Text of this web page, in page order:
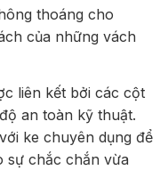
thoáng cho
của những vách
liên kết bởi các cột
an toàn kỹ thuật.
ke chuyên dụng để
sự chắc chắn vừa